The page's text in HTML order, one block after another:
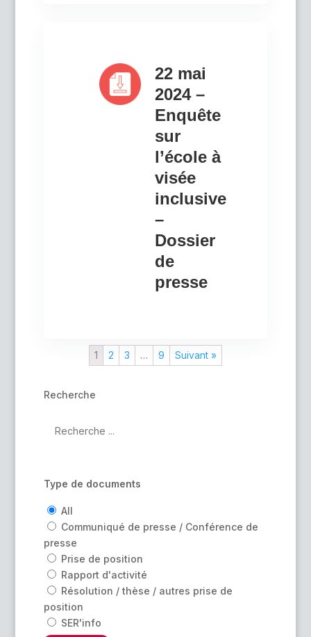
22 mai
2024 –
Enquête
sur
l’école à
visée
inclusive
–
Dossier
de
presse
1 2 3 … 9 Suivant »
Recherche
Type de documents
All
Communiqué de presse / Conférence de
presse
Prise de position
Rapport d'activité
Résolution / thèse / autres prise de
position
SER'info